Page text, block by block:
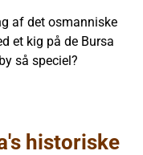
af det osmanniske
et kig på de Bursa
så speciel?
historiske